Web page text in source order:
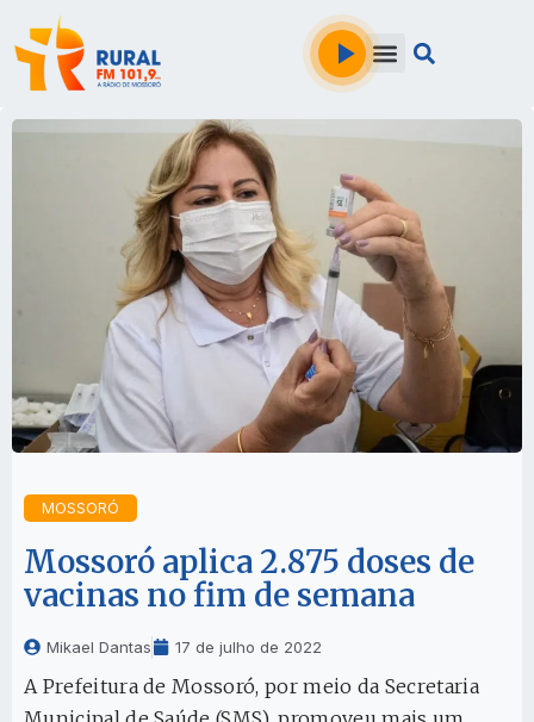
MOSSORÓ
Mossoró aplica 2.875 doses de
vacinas no fim de semana
Mikael Dantas 17 de julho de 2022
A Prefeitura de Mossoró, por meio da Secretaria